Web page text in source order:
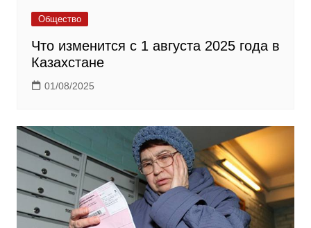
Общество
Что изменится с 1 августа 2025 года в
Казахстане
01/08/2025